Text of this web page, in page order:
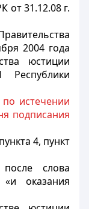
от 31.12.08 г.
2004 года
юстиции
Республики
истечении
подписания
4, пункт
слова
оказания